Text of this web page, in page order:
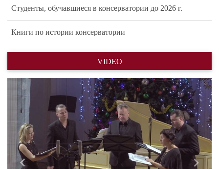
Студенты, обучавшиеся в консерватории до 2026 г.
Книги по истории консерватории
VIDEO